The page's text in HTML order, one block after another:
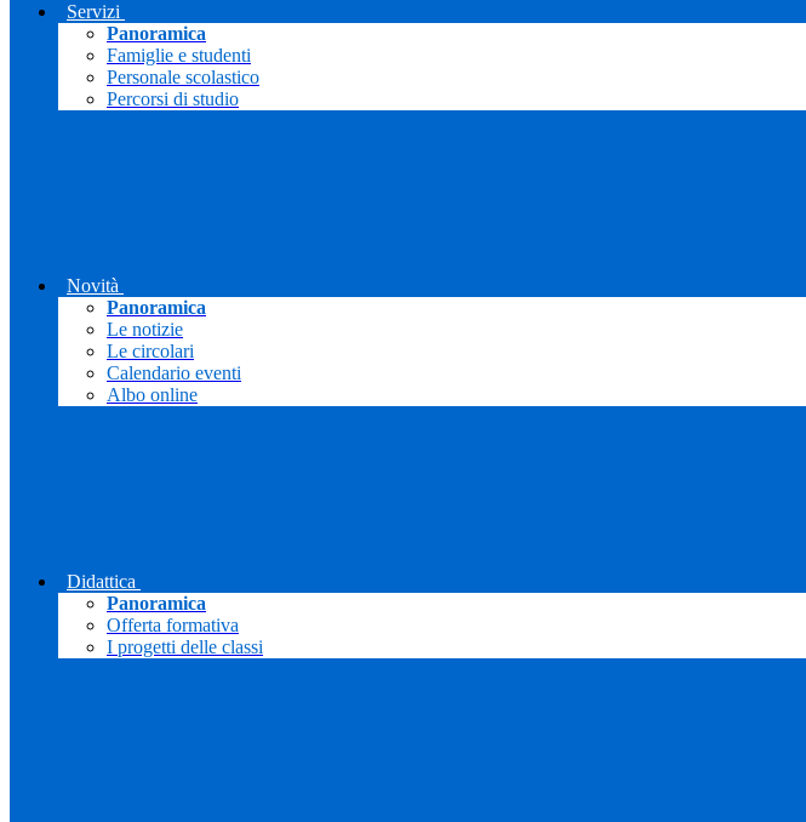
Servizi
Panoramica
Famiglie e studenti
Personale scolastico
Percorsi di studio
Novità
Panoramica
Le notizie
Le circolari
Calendario eventi
Albo online
Didattica
Panoramica
Offerta formativa
I progetti delle classi